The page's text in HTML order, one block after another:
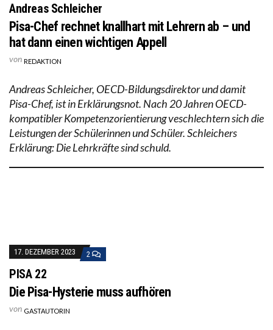
Andreas Schleicher
Pisa-Chef rechnet knallhart mit Lehrern ab – und
hat dann einen wichtigen Appell
von REDAKTION
Andreas Schleicher, OECD-Bildungsdirektor und damit
Pisa-Chef, ist in Erklärungsnot. Nach 20 Jahren OECD-
kompatibler Kompetenzorientierung veschlechtern sich die
Leistungen der Schülerinnen und Schüler. Schleichers
Erklärung: Die Lehrkräfte sind schuld.
17. DEZEMBER 2023 2
PISA 22
Die Pisa-Hysterie muss aufhören
von GASTAUTORIN